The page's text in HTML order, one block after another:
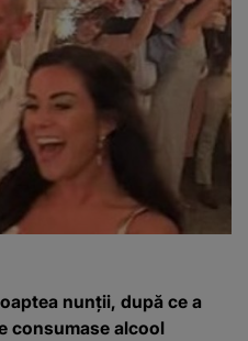
nunții, după ce a
consumase alcool